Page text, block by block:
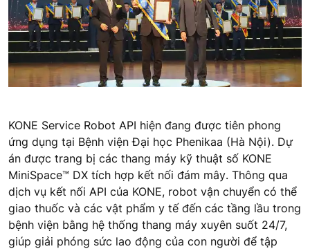
KONE Service Robot API hiện đang được tiên phong
ứng dụng tại Bệnh viện Đại học Phenikaa (Hà Nội). Dự
án được trang bị các thang máy kỹ thuật số KONE
MiniSpace™ DX tích hợp kết nối đám mây. Thông qua
dịch vụ kết nối API của KONE, robot vận chuyển có thể
giao thuốc và các vật phẩm y tế đến các tầng lầu trong
bệnh viện bằng hệ thống thang máy xuyên suốt 24/7,
giúp giải phóng sức lao động của con người để tập